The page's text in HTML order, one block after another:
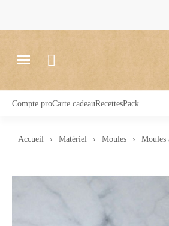
Compte proCarte cadeauRecettesPack
Accueil Matériel Moules Moules